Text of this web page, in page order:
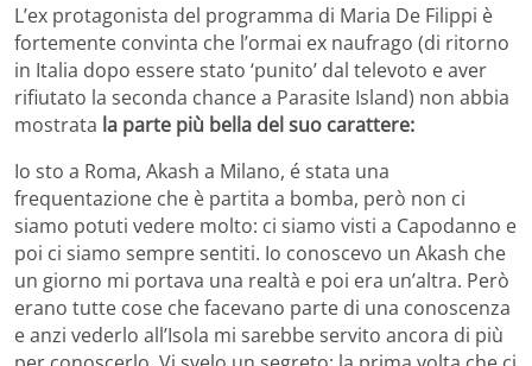
L’ex protagonista del programma di Maria De Filippi è
fortemente convinta che l’ormai ex naufrago (di ritorno
in Italia dopo essere stato ‘punito’ dal televoto e aver
rifiutato la seconda chance a Parasite Island) non abbia
mostrata la parte più bella del suo carattere:
Io sto a Roma, Akash a Milano, é stata una
frequentazione che è partita a bomba, però non ci
siamo potuti vedere molto: ci siamo visti a Capodanno e
poi ci siamo sempre sentiti. Io conoscevo un Akash che
un giorno mi portava una realtà e poi era un’altra. Però
erano tutte cose che facevano parte di una conoscenza
e anzi vederlo all’Isola mi sarebbe servito ancora di più